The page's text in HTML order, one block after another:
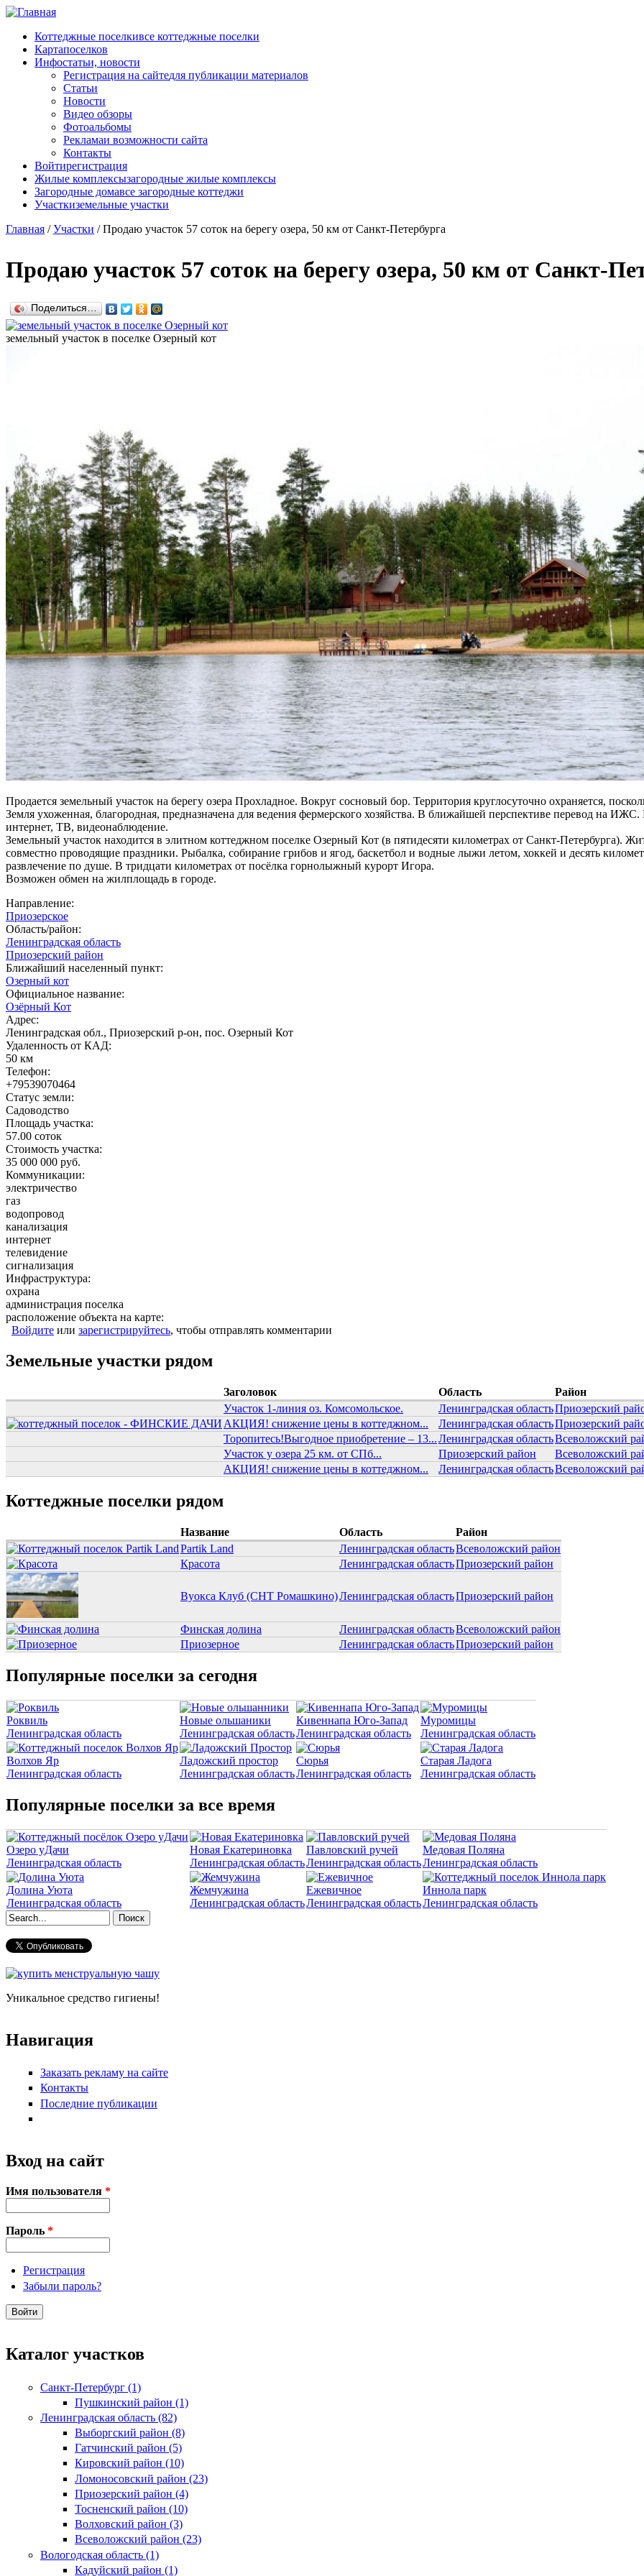
Перейти к основному содержанию
Коттеджные поселкивсе коттеджные поселки
Картапоселков
Инфостатьи, новости
Регистрация на сайтедля публикации материалов
Статьи
Новости
Видео обзоры
Фотоальбомы
Рекламаи возможности сайта
Контакты
Войтирегистрация
Жилые комплексызагородные жилые комплексы
Загородные домавсе загородные коттеджи
Участкиземельные участки
Главная / Участки /Продаю участок 57 соток на берегу озера, 50 км от Санкт-Петербурга
Продаю участок 57 соток на берегу озера, 50 км от Санкт-
Поделиться…
земельный участок в поселке Озерный кот
Продается земельный участок на берегу озера Прохладное. Вокруг сосновый бор. Территория круглосуточно охраняется,
Земля ухоженная, благородная, предназначена для ведения фермерского хозяйства. В ближайшей перспективе перевод на
интернет, ТВ, видеонаблюдение.
Земельный участок находится в элитном коттеджном поселке Озерный Кот (в пятидесяти километрах от Санкт-Петербурга).
совместно проводящие праздники. Рыбалка, собирание грибов и ягод, баскетбол и водные лыжи летом, хоккей и десять
развлечение по душе. В тридцати километрах от посёлка горнолыжный курорт Игора.
Возможен обмен на жилплощадь в городе.
Направление:
Приозерское
Область/район:
Ленинградская область
Приозерский район
Ближайший населенный пункт:
Озерный кот
Официальное название:
Озёрный Кот
Адрес:
Ленинградская обл., Приозерский р-он, пос. Озерный Кот
Удаленность от КАД:
50 км
Телефон:
+79539070464
Статус земли:
Садоводство
Площадь участка:
57.00 соток
Стоимость участка:
35 000 000 руб.
Коммуникации:
электричество
газ
водопровод
канализация
интернет
телевидение
сигнализация
Инфраструктура:
охрана
администрация поселка
расположение объекта на карте:
Войдите или зарегистрируйтесь, чтобы отправлять комментарии
Земельные участки рядом
Заголовок Область
Район
Участок 1-линия оз. Комсомольское.
Ленинградская областьПриозерский
АКЦИЯ! снижение цены в коттеджном...
Ленинградская областьПриозерский
Торопитесь!Выгодное приобретение – 13...Ленинградская областьВсеволожский
Участок у озера 25 км. от СПб...
Приозерский район
Всеволожский
АКЦИЯ! снижение цены в коттеджном...
Ленинградская областьВсеволожский
Коттеджные поселки рядом
Название Область
Район
Partik Land
Ленинградская областьВсеволожский район
Красота
Ленинградская областьПриозерский район
Вуокса Клуб (СНТ Ромашкино)Ленинградская областьПриозерский район
Финская долина Ленинградская областьВсеволожский район
Приозерное
Ленинградская областьПриозерский район
Популярные поселки за сегодня
Роквиль
Ленинградская область
Новые ольшаники
Ленинградская область
Кивеннапа Юго-Запад
Ленинградская область
Муромицы
Ленинградская область
Волхов Яр
Ленинградская область
Ладожский простор
Ленинградская область
Сюрья
Ленинградская область
Старая Ладога
Ленинградская область
Популярные поселки за все время
Озеро уДачи
Ленинградская область
Новая Екатериновка
Ленинградская область
Павловский ручей
Ленинградская область
Медовая Поляна
Ленинградская область
Долина Уюта
Ленинградская область
Жемчужина
Ленинградская область
Ежевичное
Ленинградская область
Иннола парк
Ленинградская область
Форма поиска
Уникальное средство гигиены!
Навигация
Заказать рекламу на сайте
Контакты
Последние публикации
Вход на сайт
Имя пользователя *
Пароль *
Регистрация
Забыли пароль?
Каталог участков
Санкт-Петербург (1)
Пушкинский район (1)
Ленинградская область (82)
Выборгский район (8)
Гатчинский район (5)
Кировский район (10)
Ломоносовский район (23)
Приозерский район (4)
Тосненский район (10)
Волховский район (3)
Всеволожский район (23)
Вологодская область (1)
Кадуйский район (1)